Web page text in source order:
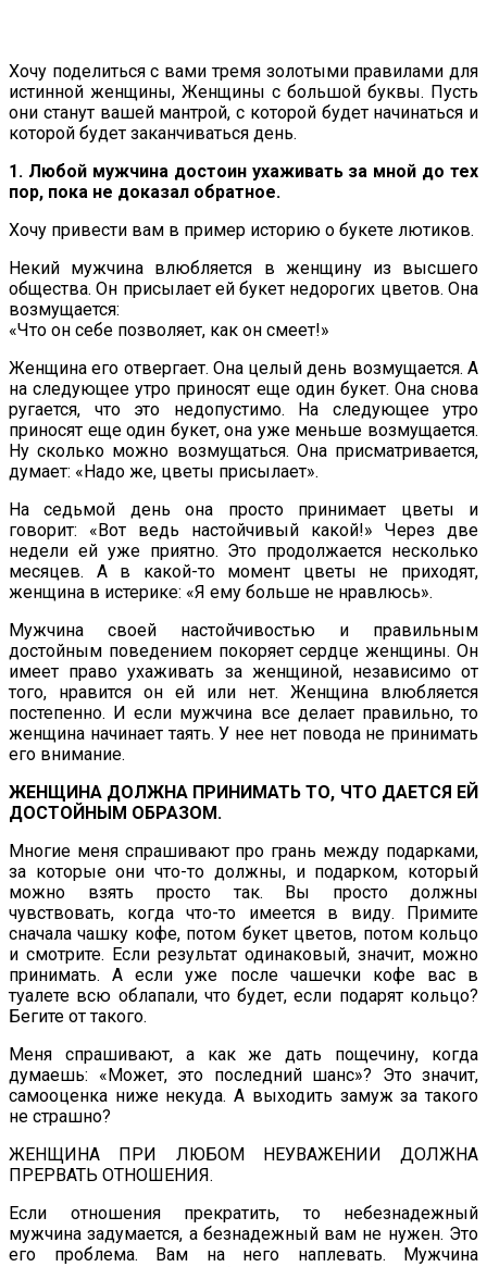
Хочу поделиться с вами тремя золотыми правилами для
истинной женщины, Женщины с большой буквы. Пусть
они станут вашей мантрой, с которой будет начинаться и
которой будет заканчиваться день.
1. Любой мужчина достоин ухаживать за мной до тех
пор, пока не доказал обратное.
Хочу привести вам в пример историю о букете лютиков.
Некий мужчина влюбляется в женщину из высшего
общества. Он присылает ей букет недорогих цветов. Она
возмущается:
«Что он себе позволяет, как он смеет!»
Женщина его отвергает. Она целый день возмущается. А
на следующее утро приносят еще один букет. Она снова
ругается, что это недопустимо. На следующее утро
приносят еще один букет, она уже меньше возмущается.
Ну сколько можно возмущаться. Она присматривается,
думает: «Надо же, цветы присылает».
На седьмой день она просто принимает цветы и
говорит: «Вот ведь настойчивый какой!» Через две
недели ей уже приятно. Это продолжается несколько
месяцев. А в какой-то момент цветы не приходят,
женщина в истерике: «Я ему больше не нравлюсь».
Мужчина своей настойчивостью и правильным
достойным поведением покоряет сердце женщины. Он
имеет право ухаживать за женщиной, независимо от
того, нравится он ей или нет. Женщина влюбляется
постепенно. И если мужчина все делает правильно, то
женщина начинает таять. У нее нет повода не принимать
его внимание.
ЖЕНЩИНА ДОЛЖНА ПРИНИМАТЬ ТО, ЧТО ДАЕТСЯ ЕЙ
ДОСТОЙНЫМ ОБРАЗОМ.
Многие меня спрашивают про грань между подарками,
за которые они что-то должны, и подарком, который
можно взять просто так. Вы просто должны
чувствовать, когда что-то имеется в виду. Примите
сначала чашку кофе, потом букет цветов, потом кольцо
и смотрите. Если результат одинаковый, значит, можно
принимать. А если уже после чашечки кофе вас в
туалете всю облапали, что будет, если подарят кольцо?
Бегите от такого.
Меня спрашивают, а как же дать пощечину, когда
думаешь: «Может, это последний шанс»? Это значит,
самооценка ниже некуда. А выходить замуж за такого
не страшно?
ЖЕНЩИНА ПРИ ЛЮБОМ НЕУВАЖЕНИИ ДОЛЖНА
ПРЕРВАТЬ ОТНОШЕНИЯ.
Если отношения прекратить, то небезнадежный
мужчина задумается, а безнадежный вам не нужен. Это
его проблема. Вам на него наплевать. Мужчина